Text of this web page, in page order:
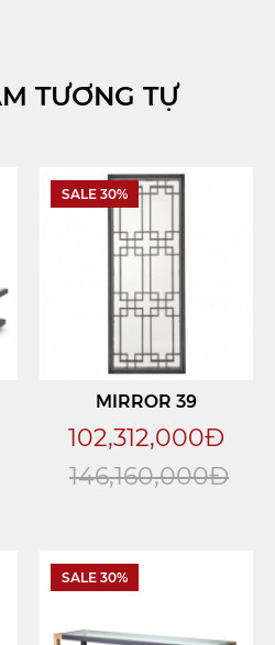
TƯƠNG TỰ
SALE 30%
MIRROR 39
102,312,000Đ
146,160,000Đ
SALE 30%